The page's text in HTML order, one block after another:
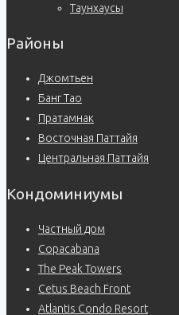
Таунхаусы
Районы
Джомтьен
Банг Тао
Пратамнак
Восточная Паттайя
Центральная Паттайя
Кондоминиумы
Частный дом
Copacabana
The Peak Towers
Cetus Beach Front
Atlantis Condo Resort